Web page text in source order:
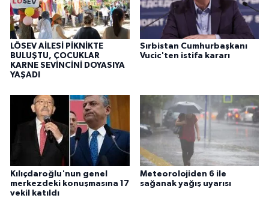
LÖSEV AİLESİ PİKNİKTE
BULUŞTU, ÇOCUKLAR
KARNE SEVİNCİNİ DOYASIYA
YAŞADI
Sırbistan Cumhurbaşkanı
Vucic'ten istifa kararı
Kılıçdaroğlu'nun genel
merkezdeki konuşmasına 17
vekil katıldı
Meteorolojiden 6 ile
sağanak yağış uyarısı